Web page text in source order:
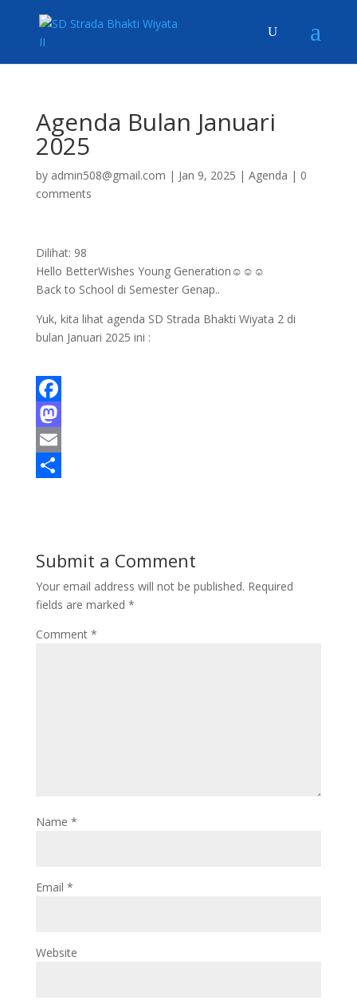
Agenda Bulan Januari
2025
by admin508@gmail.com | Jan 9, 2025 | Agenda | 0
comments
Dilihat: 98
Hello BetterWishes Young Generation☺️☺️☺️
Back to School di Semester Genap..
Yuk, kita lihat agenda SD Strada Bhakti Wiyata 2 di
bulan Januari 2025 ini :
F
a
c
o
k
M
a
d
o
E
lr
e
Submit a Comment
Your email address will not be published. Required
fields are marked *
Comment *
Name *
Email *
Website